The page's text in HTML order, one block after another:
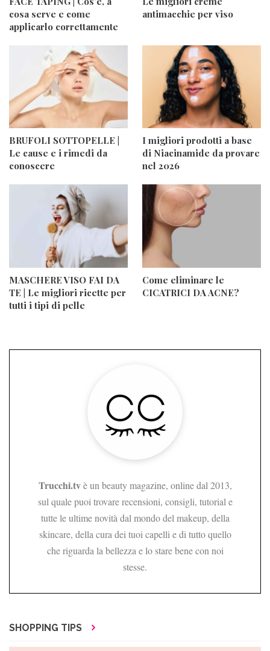
cosa serve e come
applicarlo correttamente
antimacchie per viso
BRUFOLI SOTTOPELLE |
Le cause e i rimedi da
conoscere
I migliori prodotti a base
di Niacinamide da provare
nel 2026
MASCHERE VISO FAI DA
TE | Le migliori ricette per
tutti i tipi di pelle
Come eliminare le
CICATRICI DA ACNE?
Trucchi.tvè un beauty magazine, online dal 2013,
sul quale puoi trovare recensioni, consigli, tutorial e
tutte le ultime novità dal mondo del makeup, della
skincare, della cura dei tuoi capelli e di tutto quello
che riguarda la bellezza e lo stare bene con noi
stesse.
SHOPPING TIPS